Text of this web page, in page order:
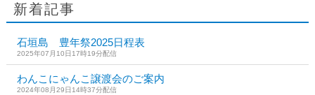
新着記事
石垣島 豊年祭2025日程表
2025年07月10日17時19分配信
わんこにゃんこ譲渡会のご案内
2024年08月29日14時37分配信